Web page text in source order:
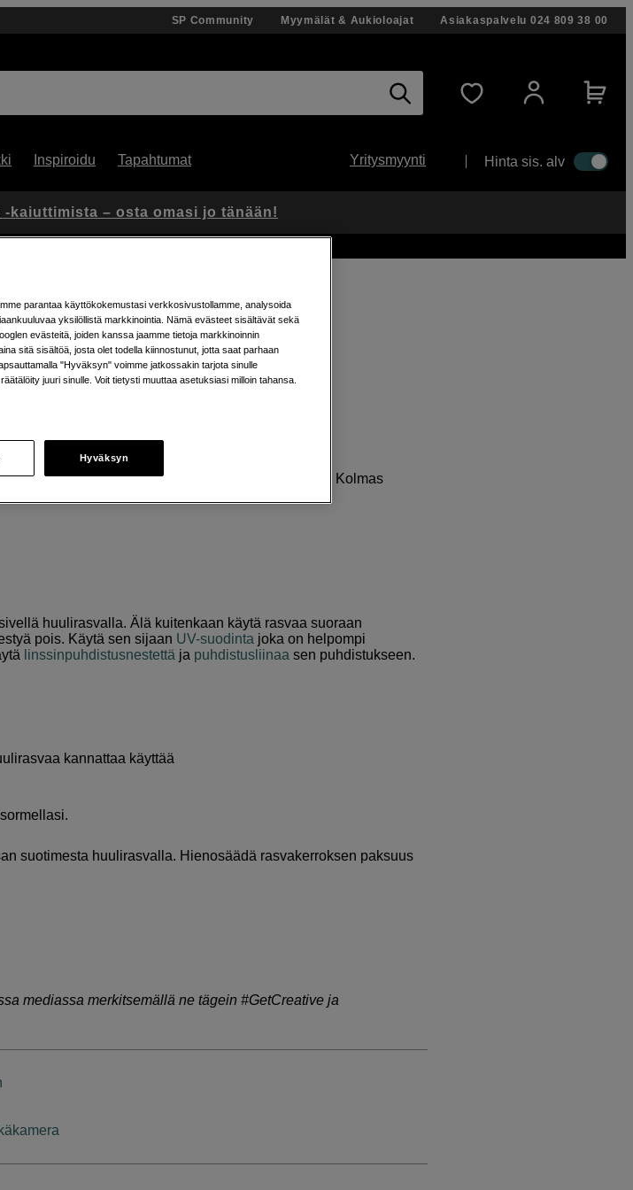
SP Community Myymälät & Aukioloajat Asiakaspalvelu 024 809 38 00
Inspiroidu Tapahtumat Yritysmyynti Hinta sis. alv
huulirasvan avulla
vinjetointi
ja luovia vinkkejä valokuvauksesi kehittämiseen. Kolmas
huulirasvaa suotimen pinnalle.
huulirasvalla. Älä kuitenkaan käytä rasvaa suoraan
pois. Käytä sen sijaan UV-suodinta joka on helpompi
linssinpuhdistusnestettä ja puhdistusliinaa sen puhdistukseen.
kannattaa käyttää
suotimesta huulirasvalla. Hienosäädä rasvakerroksen paksuus
mediassa merkitsemällä ne tägein #GetCreative ja
-kaiuttimista – osta omasi jo tänään!
parantaa käyttökokemustasi verkkosivustollamme, analysoida
yksilöllistä markkinointia. Nämä evästeet sisältävät sekä
evästeitä, joiden kanssa jaamme tietoja markkinoinnin
sitä sisältöä, josta olet todella kiinnostunut, jotta saat parhaan
"Hyväksyn" voimme jatkossakin tarjota sinulle
juuri sinulle. Voit tietysti muuttaa asetuksiasi milloin tahansa.
Hyväksyn